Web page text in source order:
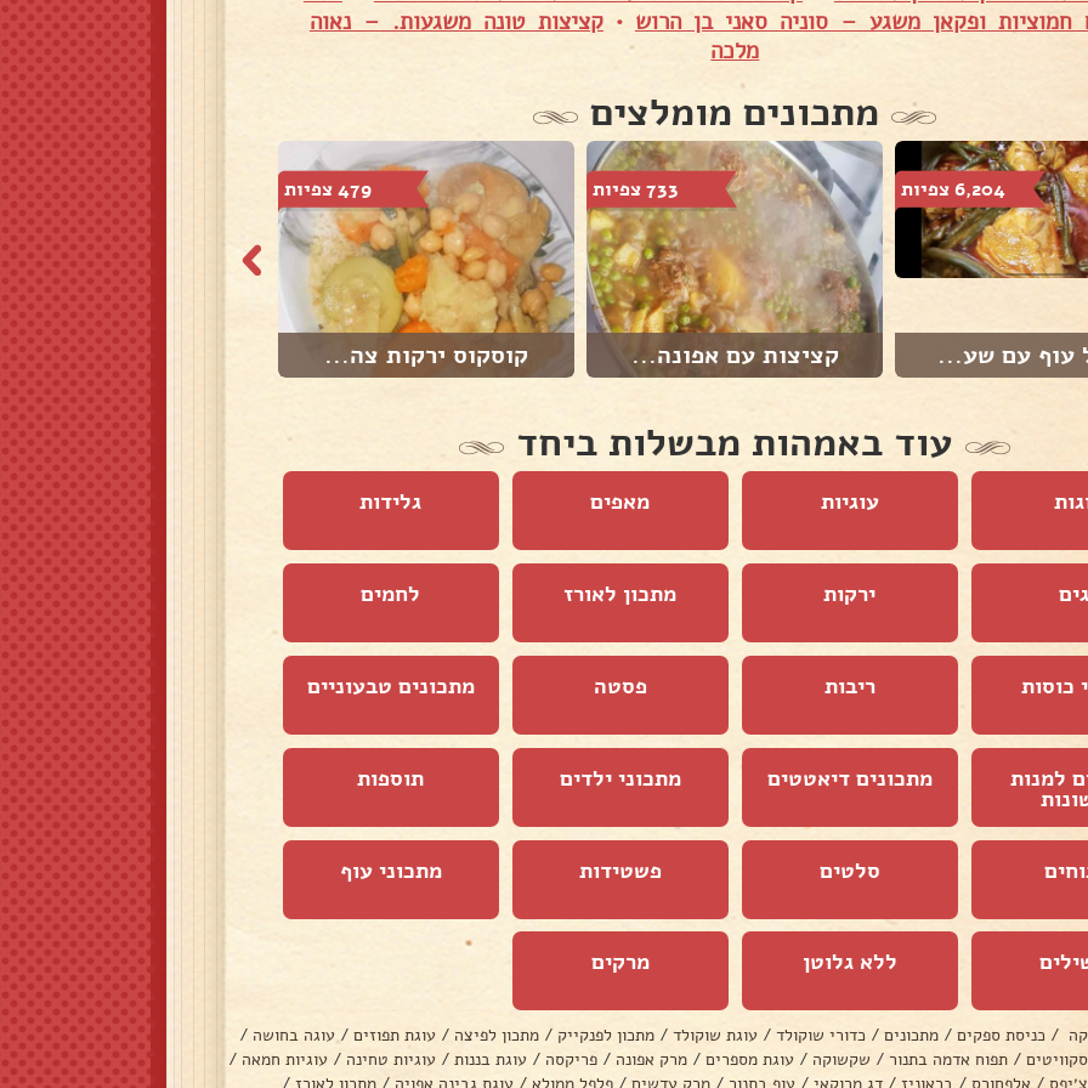
חמוציות ופקאן משגע – סוניה סאני בן הרוש •קציצות טונה משגעות. – נאוה
מלכה
מתכונים מומלצים
6,204 צפיות
עוף עם שע...
733 צפיות
קציצות עם אפונה...
479 צפיות
קוסקוס ירקות צה...
עוד באמהות מבשלות ביחד
עוגיות מאפים גלידות
ירקות מתכון לאורז לחמים
כוסות ריבות פסטה מתכונים טבעוניים
למנות מתכונים דיאטטים מתכוני ילדים תוספות
סלטים פשטידות מתכוני עוף
ללא גלוטן מרקים
/ כניסת ספקים / מתכונים / כדורי שוקולד / עוגת שוקולד / מתכון לפנקייק / מתכון לפיצה / עוגת תפוזים / עוגה בחושה /
/ תפוח אדמה בתנור / שקשוקה / עוגת מספרים / מרק אפונה / פריקסה / עוגת בננות / עוגיות טחינה / עוגיות חמאה /